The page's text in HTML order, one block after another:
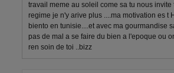
travail meme au soleil come sa tu nous
regime je n'y arive plus ....ma motivation es t
biento en tunisie....et avec ma gourmandise
pas de mal a se faire du bien a l'epoque ou
ren soin de toi ..bizz